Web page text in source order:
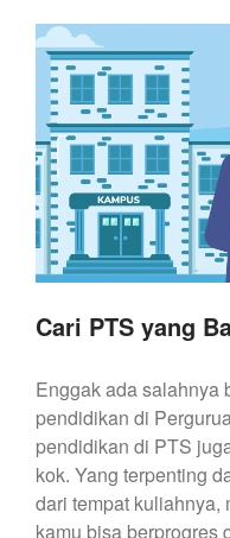
Cari PTS yang
Enggak ada salahnya
pendidikan di
pendidikan di PTS
kok. Yang terpenting
dari tempat
kamu bisa berprogres